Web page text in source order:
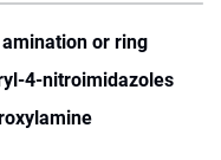
or ring
4-nitroimidazoles